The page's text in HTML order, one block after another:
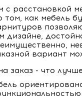
с расстановкой
том, как мебель
дизайне,
вариант